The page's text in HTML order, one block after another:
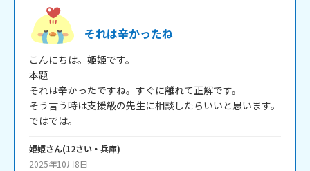
それは辛かったね
こんにちは。姫姫です。
本題
それは辛かったですね。すぐに離れて正解です。
そう言う時は支援級の先生に相談したらいいと思います。
ではでは。
姫姫さん(12さい・ 兵庫)
2025年10月8日